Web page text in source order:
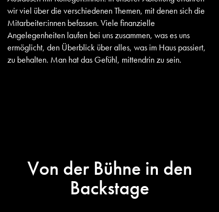
wir viel über die verschiedenen Themen, mit denen sich die
Mitarbeiter:innen befassen. Viele finanzielle
Angelegenheiten laufen bei uns zusammen, was es uns
ermöglicht, den Überblick über alles, was im Haus passiert,
zu behalten. Man hat das Gefühl, mittendrin zu sein.
Von der Bühne in den
Backstage